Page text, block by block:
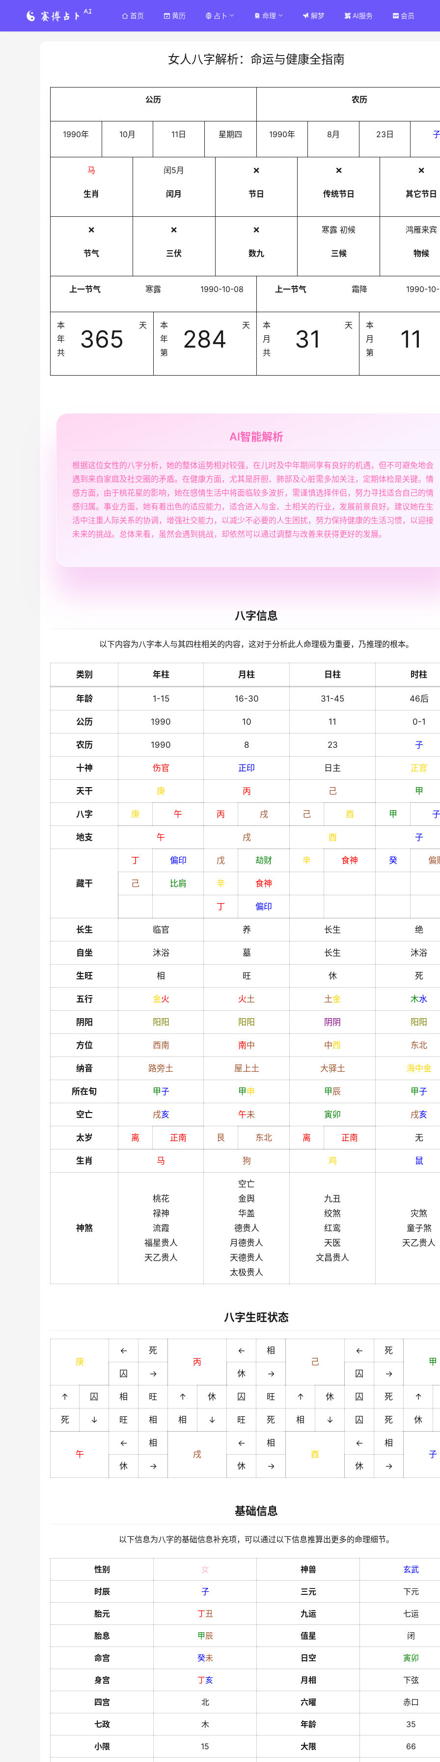
首页 黄历 占卜 命理 解梦 AI服务 会员
女人八字解析：命运与健康全指南
公历
1990年 10月 11日 星期四
农历
1990年 8月 23日 子
马
生肖
闰5月
闰月
❌
节日
❌
传统节日
❌
其它节日
❌
节气
❌
三伏
❌
数九
寒露 初候
三候
鸿雁来宾
物候
上一节气 寒露 1990-10-08 上一节气 霜降 1990-
本
年
共
365 天
本
年
第
284 天
本
月
共
31 天
本
月
第
11
AI智能解析
根据这位女性的八字分析，她的整体运势相对较强，在儿时及中年期间享有良好的机遇，但不可避免地会
遇到来自家庭及社交圈的矛盾。在健康方面，尤其是肝胆、肺部及心脏需多加关注，定期体检是关键。情
感方面，由于桃花星的影响，她在感情生活中将面临较多波折，需谨慎选择伴侣，努力寻找适合自己的情
感归属。事业方面，她有着出色的适应能力，适合进入与金、土相关的行业，发展前景良好。建议她在生
活中注重人际关系的协调，增强社交能力，以减少不必要的人生困扰，努力保持健康的生活习惯，以迎接
未来的挑战。总体来看，虽然会遇到挑战，却依然可以通过调整与改善来获得更好的发展。
八字信息
以下内容为八字本人与其四柱相关的内容，这对于分析此人命理极为重要，乃推理的根本。
类别 年柱 月柱 日柱 时柱
年龄 1-15 16-30 31-45 46后
公历 1990 10 11 0-1
农历 1990 8 23 子
十神 伤官 正印 日主 正官
天干 庚 丙 己 甲
八字 庚 午 丙 戌 己 酉 甲 子
地支 午 戌 酉 子
藏干
丁 偏印 戊 劫财 辛 食神 癸 偏
己 比肩 辛 食神
丁 偏印
长生 临官 养 长生 绝
自坐 沐浴 墓 长生 沐浴
生旺 相 旺 休 死
五行 金火 火土 土金 木水
阴阳 阳 阳 阳 阳 阴 阴 阳 阳
方位 西南 南中 中西 东北
纳音 路旁土 屋上土 大驿土 海中金
所在旬 甲子 甲申 甲辰 甲子
空亡 戌亥 午未 寅卯 戌亥
太岁 离 正南 艮 东北 离 正南 无
生肖 马 狗 鸡 鼠
神煞
桃花
禄神
流霞
福星贵人
天乙贵人
空亡
金舆
华盖
德贵人
月德贵人
天德贵人
太极贵人
九丑
绞煞
红鸾
天医
文昌贵人
灾煞
童子煞
天乙贵人
八字生旺状态
庚
←
死
丙
←
相
己
←
死
甲
囚
→ 休 → 囚 →
↑ 囚 相 旺 ↑ 休 囚 旺 ↑ 休 囚 死 ↑
死 ↓ 旺 相 相 ↓ 旺 死 相 ↓ 囚 死 休
午
←
相
戌
←
相
酉
←
相
子
休
→ 休 → 休 →
基础信息
以下信息为八字的基础信息补充项，可以通过以下信息推算出更多的命理细节。
性别 女 神兽 玄武
时辰 子 三元 下元
胎元 丁丑 九运 七运
胎息 甲辰 值星 闭
命宫 癸未 日空 寅卯
身宫 丁亥 月相 下弦
四宫 北 六曜 赤口
七政 木 年龄 35
小限 15 大限 66